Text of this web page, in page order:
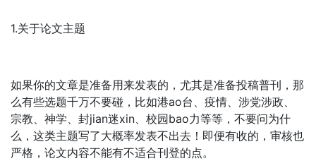
1.关于论文主题
如果你的文章是准备用来发表的，尤其是准备投稿普刊，那
么有些选题千万不要碰，比如港ao台、疫情、涉党涉政、
宗教、神学、封jian迷xin、校园bao力等等，不要问为什
么，这类主题写了大概率发表不出去！即便有收的，审核也
严格，论文内容不能有不适合刊登的点。